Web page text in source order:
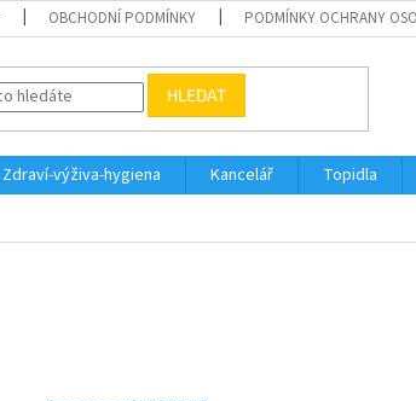
OBCHODNÍ PODMÍNKY PODMÍNKY OCHRANY
HLEDAT
Zdraví-výživa-hygiena Kancelář Topidla